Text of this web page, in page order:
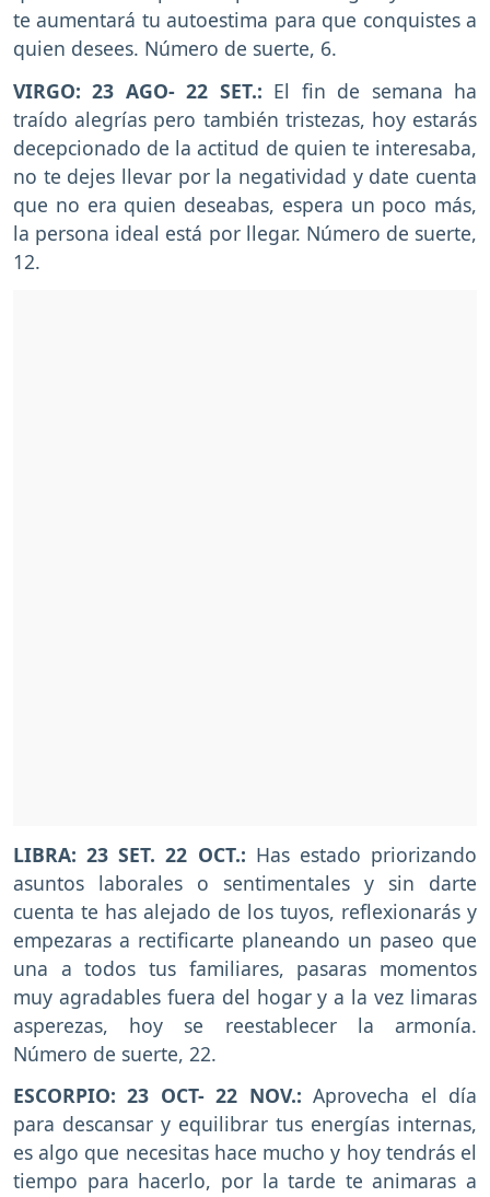
te aumentará tu autoestima para que conquistes a
quien desees. Número de suerte, 6.
VIRGO: 23 AGO- 22 SET.: El fin de semana ha
traído alegrías pero también tristezas, hoy estarás
decepcionado de la actitud de quien te interesaba,
no te dejes llevar por la negatividad y date cuenta
que no era quien deseabas, espera un poco más,
la persona ideal está por llegar. Número de suerte,
12.
LIBRA: 23 SET. 22 OCT.: Has estado priorizando
asuntos laborales o sentimentales y sin darte
cuenta te has alejado de los tuyos, reflexionarás y
empezaras a rectificarte planeando un paseo que
una a todos tus familiares, pasaras momentos
muy agradables fuera del hogar y a la vez limaras
asperezas, hoy se reestablecer la armonía.
Número de suerte, 22.
ESCORPIO: 23 OCT- 22 NOV.:Aprovecha el día
para descansar y equilibrar tus energías internas,
es algo que necesitas hace mucho y hoy tendrás el
tiempo para hacerlo, por la tarde te animaras a